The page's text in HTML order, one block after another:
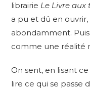
librairie Le Livre aux
a pu et dû en
abondamment.
comme une réalité
On sent, en lisant
lire ce qui se passe